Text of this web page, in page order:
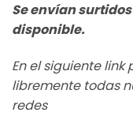
Se envían
disponible.
En el siguiente
libremente todas
redes